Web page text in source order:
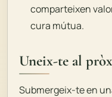
comparteixen
cura mútua.
Uneix-te al
Submergeix-te en